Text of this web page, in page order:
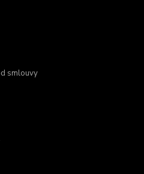
smlouvy